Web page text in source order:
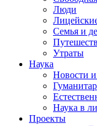
Люди
Семья и
Утраты
Наука
Новости
Наука в
Проекты